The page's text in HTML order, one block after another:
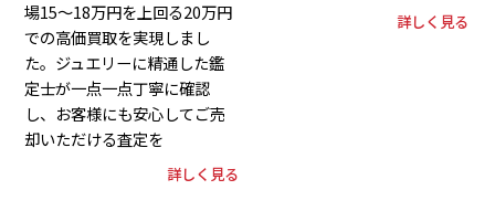
場15〜18万円を上回る20万円
での高価買取を実現しまし
た。ジュエリーに精通した鑑
定士が一点一点丁寧に確認
し、お客様にも安心してご売
却いただける査定を
詳しく見る
詳しく見る